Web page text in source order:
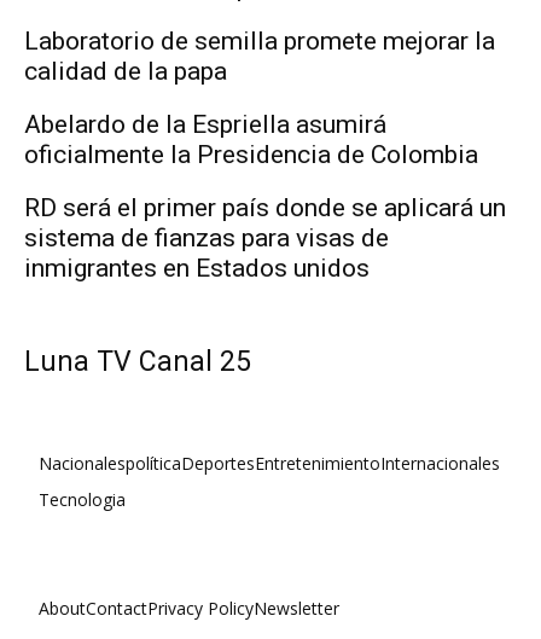
Laboratorio de semilla promete mejorar la
calidad de la papa
Abelardo de la Espriella asumirá
oficialmente la Presidencia de Colombia
RD será el primer país donde se aplicará un
sistema de fianzas para visas de
inmigrantes en Estados unidos
Luna TV Canal 25
NacionalespolíticaDeportesEntretenimientoInternacionales
Tecnologia
AboutContactPrivacy PolicyNewsletter